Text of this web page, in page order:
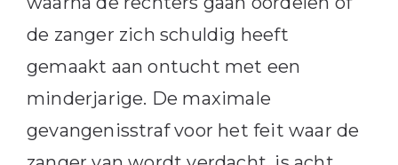
de zanger zich schuldig heeft
gemaakt aan ontucht met een
minderjarige. De maximale
gevangenisstraf voor het feit waar de